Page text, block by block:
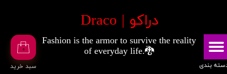
​دراکو | Draco
۰
تغییر گذر واژه
سفارشات
​سبد خرید
Fashion is the armor to survive the reality
of everyday life.🐉
بندی